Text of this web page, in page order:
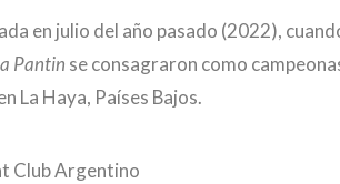
en julio del año pasado (2022),
Pantin se consagraron como
La Haya, Países Bajos.
Club Argentino